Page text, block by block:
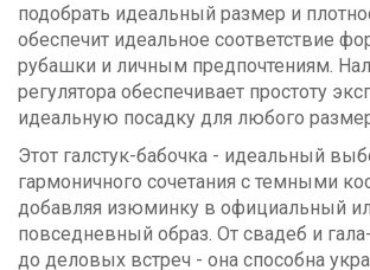
подобрать идеальный размер и
обеспечит идеальное соответствие
рубашки и личным предпочтениям.
регулятора обеспечивает простоту
идеальную посадку для любого
Этот галстук-бабочка - идеальный
гармоничного сочетания с темными
добавляя изюминку в официальный
повседневный образ. От свадеб и
до деловых встреч - она способна